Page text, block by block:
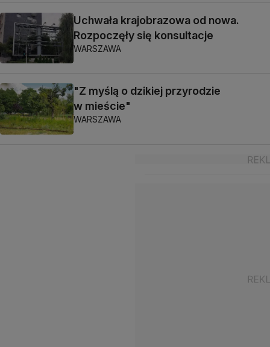
Uchwała krajobrazowa od nowa.
Rozpoczęły się konsultacje
WARSZAWA
"Z myślą o dzikiej przyrodzie
w mieście"
WARSZAWA